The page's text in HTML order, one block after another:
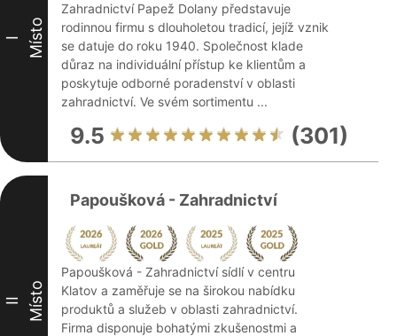
I Místo
Zahradnictví Papež Dolany představuje
rodinnou firmu s dlouholetou tradicí, jejíž vznik
se datuje do roku 1940. Společnost klade
důraz na individuální přístup ke klientům a
poskytuje odborné poradenství v oblasti
zahradnictví. Ve svém sortimentu ...
9.5 (301)
II Místo
Papoušková - Zahradnictví
Papoušková - Zahradnictví sídlí v centru
Klatov a zaměřuje se na širokou nabídku
produktů a služeb v oblasti zahradnictví.
Firma disponuje bohatými zkušenostmi a